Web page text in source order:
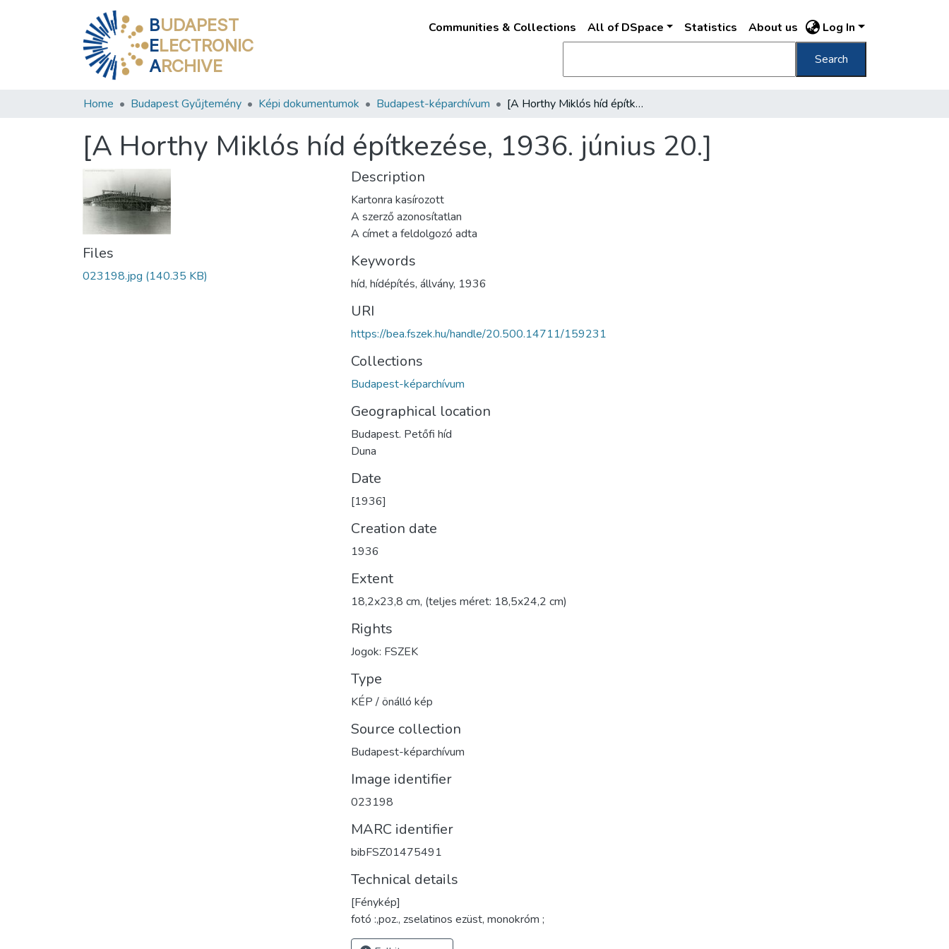
BUDAPEST
ELECTRONIC
ARCHIVE
Communities & Collections All of DSpace Statistics About us Log In
Search
Home Budapest Gyűjtemény Képi dokumentumok Budapest-képarchívum [A Horthy Miklós híd építkezése, 1936. június 20.]
[A Horthy Miklós híd építkezése, 1936. június 20.]
Files
023198.jpg (140.35 KB)
Description
Kartonra kasírozott
A szerző azonosítatlan
A címet a feldolgozó adta
Keywords
híd, hídépítés, állvány, 1936
URI
https://bea.fszek.hu/handle/20.500.14711/159231
Collections
Budapest-képarchívum
Geographical location
Budapest. Petőfi híd
Duna
Date
[1936]
Creation date
1936
Extent
18,2x23,8 cm, (teljes méret: 18,5x24,2 cm)
Rights
Jogok: FSZEK
Type
KÉP / önálló kép
Source collection
Budapest-képarchívum
Image identifier
023198
MARC identifier
bibFSZ01475491
Technical details
[Fénykép]
fotó :,poz., zselatinos ezüst, monokróm ;